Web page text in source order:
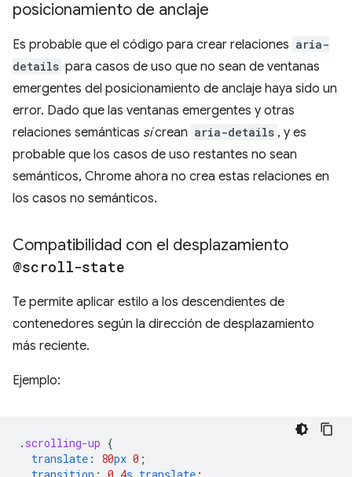
posicionamiento de anclaje
Es probable que el código para crear relaciones aria-
details para casos de uso que no sean de ventanas
emergentes del posicionamiento de anclaje haya sido un
error. Dado que las ventanas emergentes y otras
relaciones semánticas sícrean aria-details , y es
probable que los casos de uso restantes no sean
semánticos, Chrome ahora no crea estas relaciones en
los casos no semánticos.
Compatibilidad con el desplazamiento
@scroll-state
Te permite aplicar estilo a los descendientes de
contenedores según la dirección de desplazamiento
más reciente.
Ejemplo:
. scrolling-up {
translate : 80px 0 ;